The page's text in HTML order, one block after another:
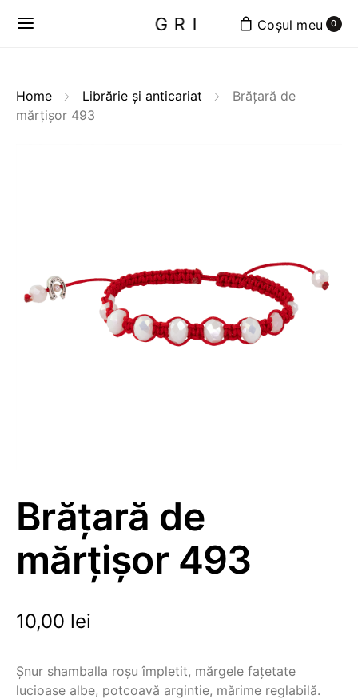
GRI 0
Home Librărie și anticariat
Brățară de
mărțișor 493
Brățară de
mărțișor 493
10,00 lei
Șnur shamballa roșu împletit, mărgele fațetate
lucioase albe, potcoavă argintie, mărime reglabilă.